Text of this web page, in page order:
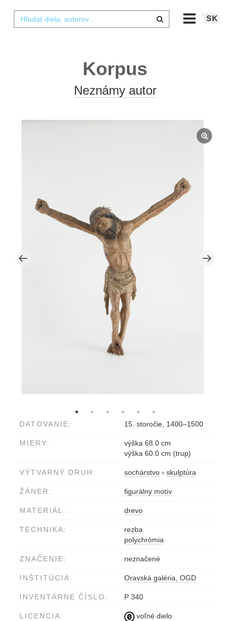
SK
Korpus
Neznámy autor
DATOVANIE: 15. storočie, 1400–1500
MIERY:
výška 68.0 cm
výška 60.0 cm (trup)
VÝTVARNÝ DRUH: sochárstvo › skulptúra
ŽÁNER: figurálny motív
MATERIÁL: drevo
TECHNIKA:
rezba
polychrómia
ZNAČENIE: neznačené
INŠTITÚCIA: Oravská galéria, OGD
INVENTÁRNE ČÍSLO: P 340
LICENCIA: voľné dielo